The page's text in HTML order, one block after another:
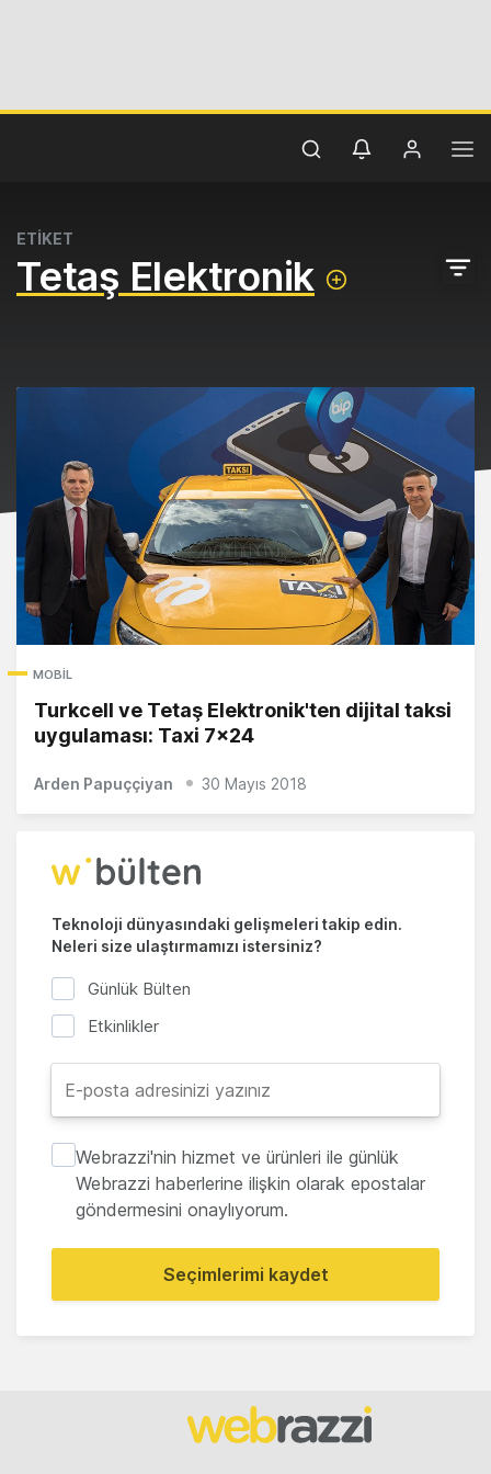
ETİKET
Tetaş Elektronik
MOBIL
Turkcell ve Tetaş Elektronik'ten dijital taksi
uygulaması: Taxi 7x24
Arden Papuççiyan 30 Mayıs 2018
Teknoloji dünyasındaki gelişmeleri takip edin.
Neleri size ulaştırmamızı istersiniz?
Günlük Bülten
Etkinlikler
Webrazzi'nin hizmet ve ürünleri ile günlük
Webrazzi haberlerine ilişkin olarak epostalar
göndermesini onaylıyorum.
Seçimlerimi kaydet